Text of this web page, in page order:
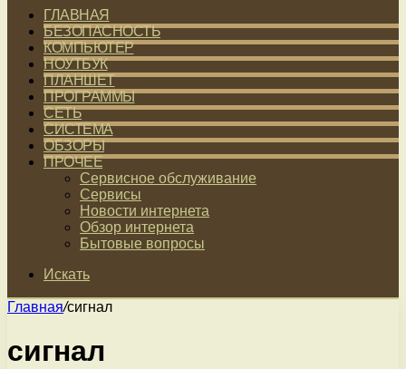
ГЛАВНАЯ
БЕЗОПАСНОСТЬ
КОМПЬЮТЕР
НОУТБУК
ПЛАНШЕТ
ПРОГРАММЫ
СЕТЬ
СИСТЕМА
ОБЗОРЫ
ПРОЧЕЕ
Сервисное обслуживание
Сервисы
Новости интернета
Обзор интернета
Бытовые вопросы
Искать
Главная/сигнал
сигнал